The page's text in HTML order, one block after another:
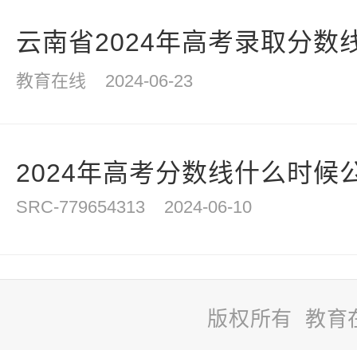
云南省2024年高考录取分数
教育在线 2024-06-23
2024年高考分数线什么时候
SRC-779654313 2024-06-10
版权所有 教育